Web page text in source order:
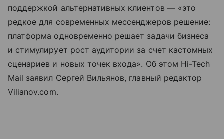
поддержкой альтернативных клиентов — «это
редкое для современных мессенджеров решение:
платформа одновременно решает задачи бизнеса
и стимулирует рост аудитории за счет кастомных
сценариев и новых точек входа». Об этом Hi-Tech
Mail заявил Сергей Вильянов, главный редактор
Vilianov.com.